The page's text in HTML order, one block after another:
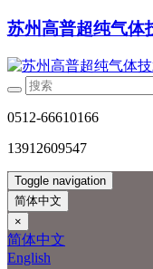
苏州高普超纯气体
0512-66610166
13912609547
Toggle navigation
简体中文
×
简体中文
English